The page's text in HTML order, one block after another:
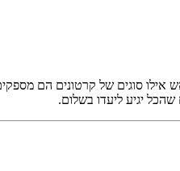
סוגים של קרטונים הם
יגיע ליעדו בשלום.